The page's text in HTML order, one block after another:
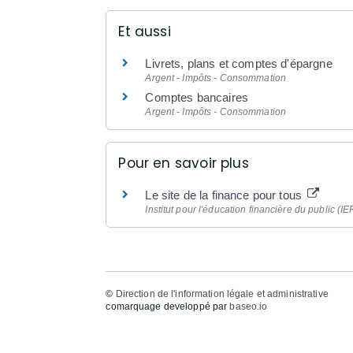
Et aussi
Livrets, plans et comptes d'épargne
Argent - Impôts - Consommation
Comptes bancaires
Argent - Impôts - Consommation
Pour en savoir plus
Le site de la finance pour tous
Institut pour l'éducation financière du public
© Direction de l'information légale et administrative
comarquage developpé par baseo.io